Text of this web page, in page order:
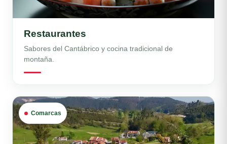
Restaurantes
Sabores del Cantábrico y cocina tradicional de
montaña.
Comarcas